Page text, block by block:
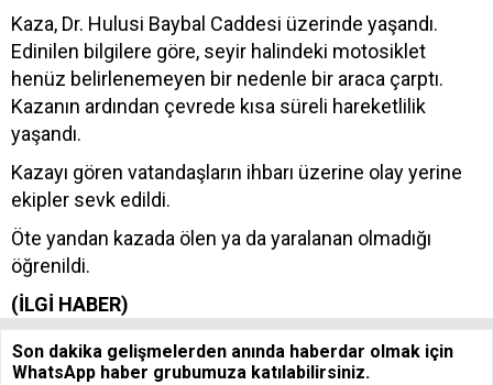
Kaza, Dr. Hulusi Baybal Caddesi üzerinde yaşandı.
Edinilen bilgilere göre, seyir halindeki motosiklet
henüz belirlenemeyen bir nedenle bir araca çarptı.
Kazanın ardından çevrede kısa süreli hareketlilik
yaşandı.
Kazayı gören vatandaşların ihbarı üzerine olay yerine
ekipler sevk edildi.
Öte yandan kazada ölen ya da yaralanan olmadığı
öğrenildi.
(İLGİ HABER)
Son dakika gelişmelerden anında haberdar olmak için
WhatsApp haber grubumuza katılabilirsiniz.